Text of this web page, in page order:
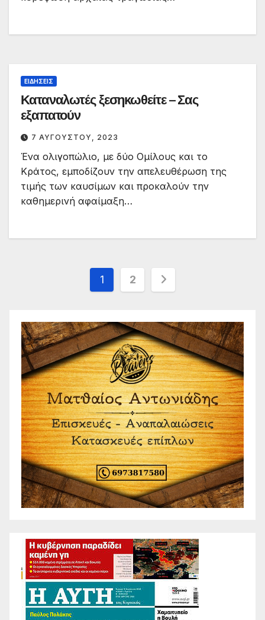
ΕΙΔΉΣΕΙΣ
Καταναλωτές ξεσηκωθείτε – Σας
εξαπατούν
7 ΑΥΓΟΎΣΤΟΥ, 2023
Ένα ολιγοπώλιο, με δύο Ομίλους και το
Κράτος, εμποδίζουν την απελευθέρωση της
τιμής των καυσίμων και προκαλούν την
καθημερινή αφαίμαξη…
Σελιδοποίηση
1 2